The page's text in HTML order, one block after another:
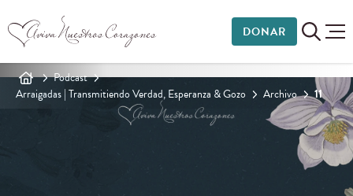
DONAR
Podcast
Arraigadas | Transmitiendo Verdad, Esperanza & Gozo
Archivo 11